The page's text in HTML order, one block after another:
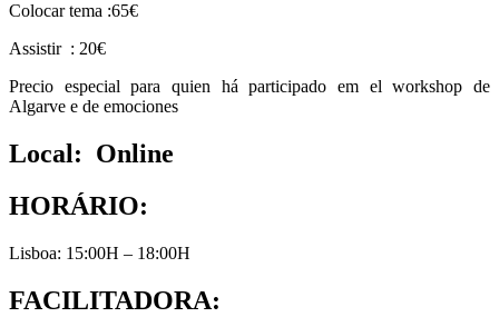
Colocar tema :65€
Assistir : 20€
Precio especial para quien há participado em el workshop de
Algarve e de emociones
Local: Online
HORÁRIO:
Lisboa: 15:00H – 18:00H
FACILITADORA: